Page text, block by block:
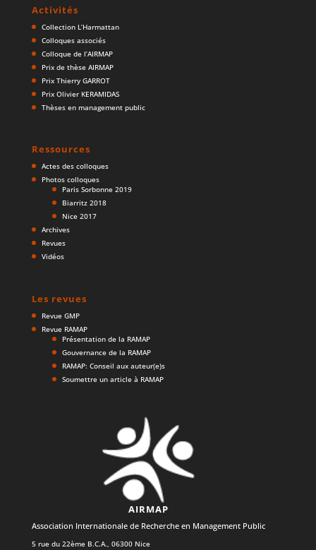
Activités
Collection L’Harmattan
Colloques associés
Colloque de l’AIRMAP
Prix de thèse AIRMAP
Prix Thierry GARROT
Prix Olivier KERAMIDAS
Thèses en management public
Ressources
Actes des colloques
Photos colloques
Paris Sorbonne 2019
Biarritz 2018
Nice 2017
Archives
Revues
Vidéos
Les revues
Revue GMP
Revue RAMAP
Présentation de la RAMAP
Gouvernance de la RAMAP
RAMAP: Conseil aux auteur(e)s
Soumettre un article à RAMAP
AIRMAP
Association Internationale de Recherche en Management Public
5 rue du 22ème B.C.A., 06300 Nice